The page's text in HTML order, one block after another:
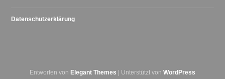
Datenschutzerklärung
Entworfen von Elegant Themes | Unterstützt von WordPress